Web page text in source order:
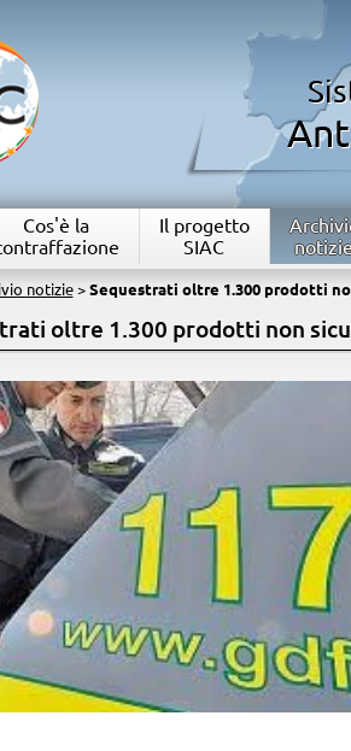
Cos'è la
Il progetto
SIAC
notizie> Sequestrati oltre 1.300 prodotti
oltre 1.300 prodotti non